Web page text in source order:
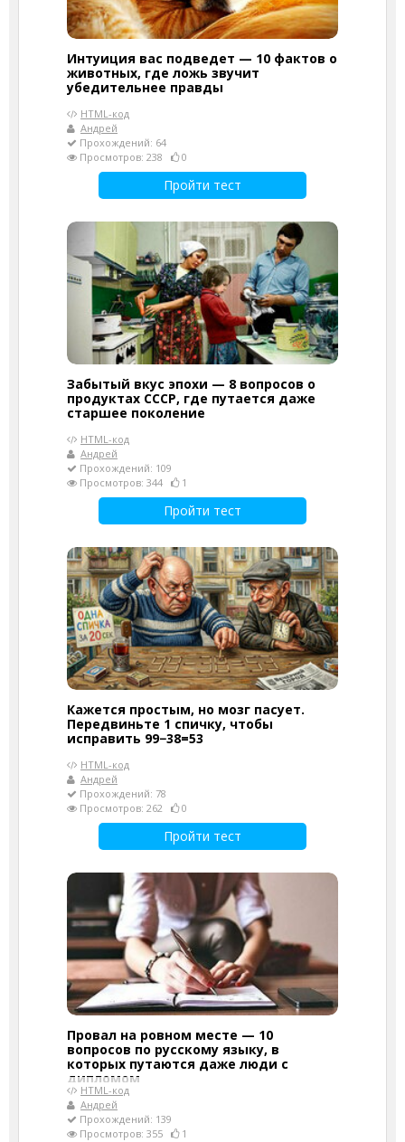
Интуиция вас подведет — 10 фактов о
животных, где ложь звучит
убедительнее правды
HTML-код
Андрей
Прохождений: 64
Просмотров: 238
0
Пройти тест
Забытый вкус эпохи — 8 вопросов о
продуктах СССР, где путается даже
старшее поколение
HTML-код
Андрей
Прохождений: 109
Просмотров: 344
1
Пройти тест
Кажется простым, но мозг пасует.
Передвиньте 1 спичку, чтобы
исправить 99−38=53
HTML-код
Андрей
Прохождений: 78
Просмотров: 262
0
Пройти тест
Провал на ровном месте — 10
вопросов по русскому языку, в
которых путаются даже люди с
дипломом
HTML-код
Андрей
Прохождений: 139
Просмотров: 355
1